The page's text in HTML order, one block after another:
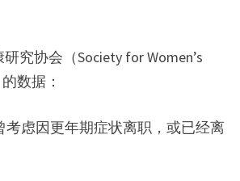
究协会（Society for Women’s
数据：
虑因更年期症状离职，或已经离